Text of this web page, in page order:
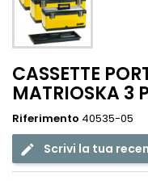
CASSETTE
MATRIOSKA 3
Riferimento 40535-05
Scrivi la tua